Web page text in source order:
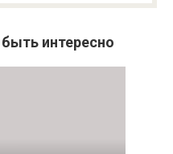
интересно